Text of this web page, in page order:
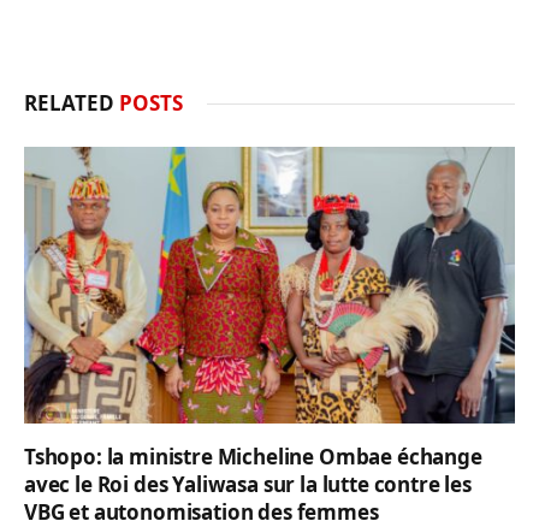
RELATED POSTS
Tshopo: la ministre Micheline Ombae échange
avec le Roi des Yaliwasa sur la lutte contre les
VBG et autonomisation des femmes